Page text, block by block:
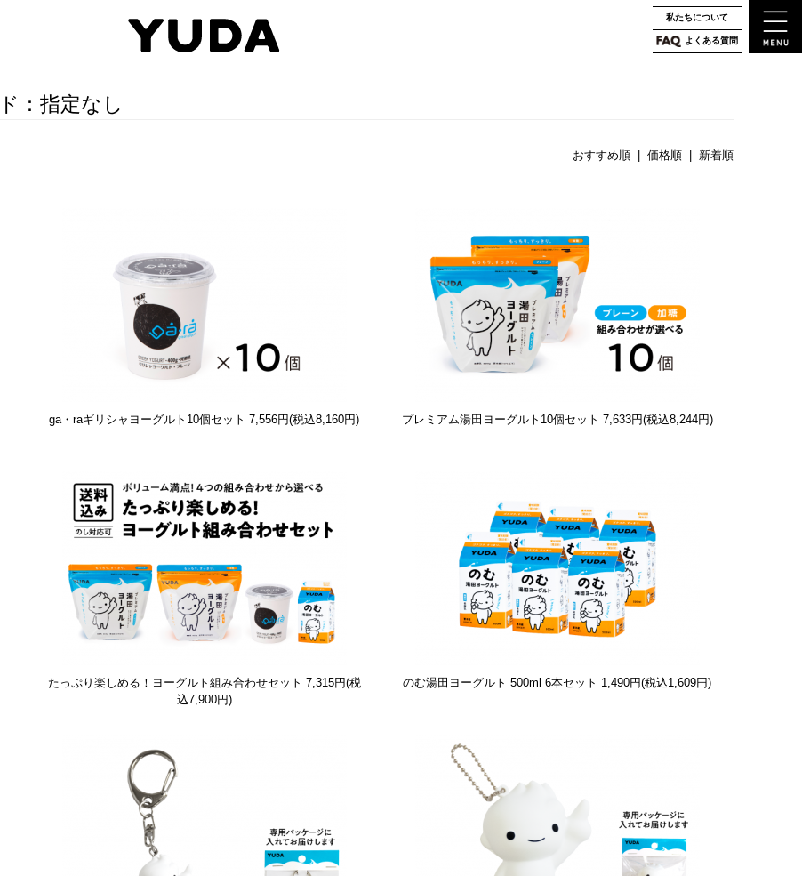
私たちについて
よくある質問
：指定なし
おすすめ順 |価格順 | 新着順
ga・raギリシャヨーグルト10個セット 7,556円(税込8,160円) プレミアム湯田ヨーグルト10個セット 7,633円(税込8,244円)
たっぷり楽しめる！ヨーグルト組み合わせセット 7,315円(税
込7,900円)
のむ湯田ヨーグルト 500ml 6本セット 1,490円(税込1,609円)